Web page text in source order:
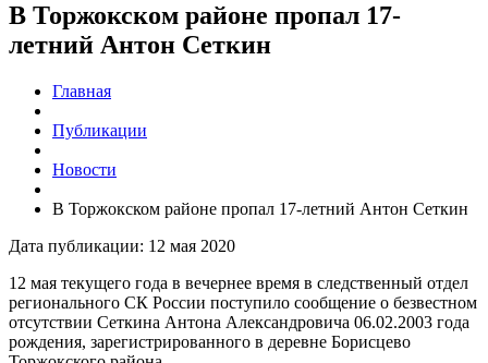
В Торжокском районе пропал 17-
летний Антон Сеткин
Главная
Публикации
Новости
В Торжокском районе пропал 17-летний Антон Сеткин
Дата публикации: 12 мая 2020
12 мая текущего года в вечернее время в следственный отдел
регионального СК России поступило сообщение о безвестном
отсутствии Сеткина Антона Александровича 06.02.2003 года
рождения, зарегистрированного в деревне Борисцево